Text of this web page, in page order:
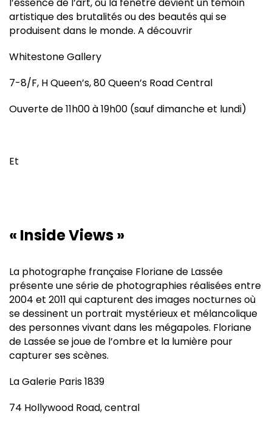
artistique des brutalités ou des beautés qui se
produisent dans le monde. A découvrir
Whitestone Gallery
7-8/F, H Queen’s, 80 Queen’s Road Central
Ouverte de 11h00 à 19h00 (sauf dimanche et lundi)
Et
« Inside Views »
La photographe française Floriane de Lassée
présente une série de photographies réalisées entre
2004 et 2011 qui capturent des images nocturnes où
se dessinent un portrait mystérieux et mélancolique
des personnes vivant dans les mégapoles. Floriane
de Lassée se joue de l’ombre et la lumière pour
capturer ses scènes.
La Galerie Paris 1839
74 Hollywood Road, central